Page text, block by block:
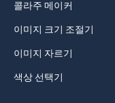
콜라주 메이커
이미지 크기 조절기
이미지 자르기
색상 선택기